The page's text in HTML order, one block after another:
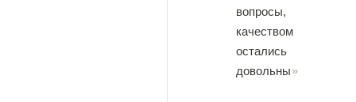
вопросы,
качеством
остались
довольны